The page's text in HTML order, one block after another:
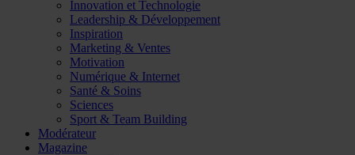
Innovation et Technologie
Leadership & Développement
Inspiration
Marketing & Ventes
Motivation
Numérique & Internet
Santé & Soins
Sciences
Sport & Team Building
Modérateur
Magazine